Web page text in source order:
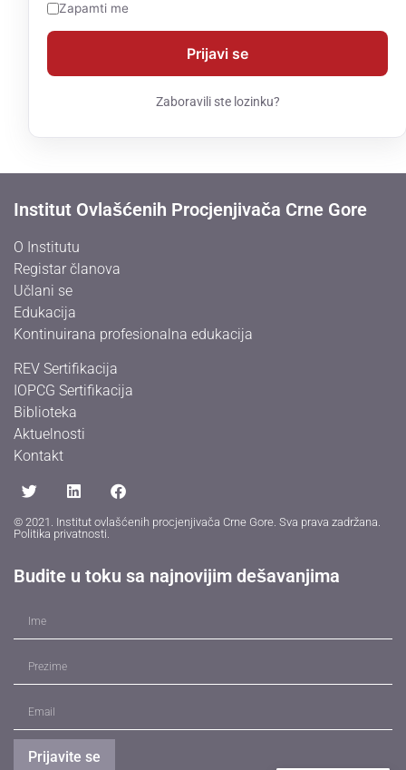
Zapamti me
Zaboravili ste lozinku?
Institut Ovlašćenih Procjenjivača Crne Gore
O Institutu
Registar članova
Učlani se
Edukacija
Kontinuirana profesionalna edukacija
REV Sertifikacija
IOPCG Sertifikacija
Biblioteka
Aktuelnosti
Kontakt
© 2021. Institut ovlašćenih procjenjivača Crne Gore. Sva prava zadržana.
Politika privatnosti
Budite u toku sa najnovijim dešavanjima
Prijavite se